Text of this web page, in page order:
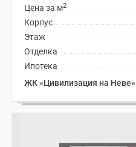
Цена за м2
Корпус
Этаж
Отделка
Ипотека
ЖК «Цивилизация на Неве»